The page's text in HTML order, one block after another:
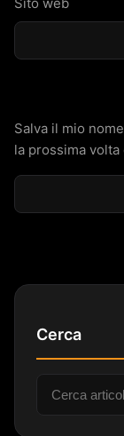
Salva il mio
la prossima
Cerca
Cerca: